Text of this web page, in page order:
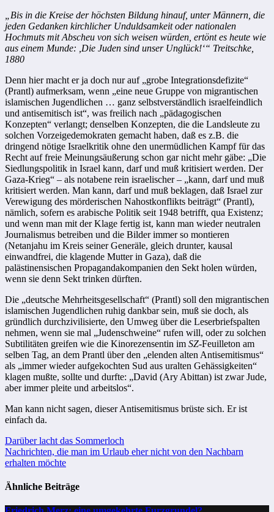
„Bis in die Kreise der höchsten Bildung hinauf, unter Männern, die
jeden Gedanken kirchlicher Unduldsamkeit oder nationalen
Hochmuts mit Abscheu von sich weisen würden, ertönt es heute wie
aus einem Munde: ,Die Juden sind unser Unglück!‘“ Treitschke,
1880
Denn hier macht er ja doch nur auf „grobe Integrationsdefizite“
(Prantl) aufmerksam, wenn „eine neue Gruppe von migrantischen
islamischen Jugendlichen … ganz selbstverständlich israelfeindlich
und antisemitisch ist“, was freilich nach „pädagogischen
Konzepten“ verlangt; denselben Konzepten, die die Landsleute zu
solchen Vorzeigedemokraten gemacht haben, daß es z.B. die
dringend nötige Israelkritik ohne den unermüdlichen Kampf für das
Recht auf freie Meinungsäußerung schon gar nicht mehr gäbe: „Die
Siedlungspolitik in Israel kann, darf und muß kritisiert werden. Der
Gaza-Krieg“ – als notabene rein israelischer – „kann, darf und muß
kritisiert werden. Man kann, darf und muß beklagen, daß Israel zur
Verewigung des mörderischen Nahostkonflikts beiträgt“ (Prantl),
nämlich, sofern es arabische Politik seit 1948 betrifft, qua Existenz;
und wenn man mit der Klage fertig ist, kann man wieder neutralen
Journalismus betreiben und die Bilder immer so montieren
(Netanjahu im Kreis seiner Generäle, gleich drunter, kausal
einwandfrei, die klagende Mutter in Gaza), daß die
palästinensischen Propagandakompanien den Sekt holen würden,
wenn sie denn Sekt trinken dürften.
Die „deutsche Mehrheitsgesellschaft“ (Prantl) soll den migrantischen
islamischen Jugendlichen ruhig dankbar sein, muß sie doch, als
gründlich durchzivilisierte, den Umweg über die Leserbriefspalten
nehmen, wenn sie mal „Judenschweine“ rufen will, oder zu solchen
Subtilitäten greifen wie die Kinorezensentin im SZ-Feuilleton am
selben Tag, an dem Prantl über den „elenden alten Antisemitismus“
als „immer wieder aufgekochten Sud aus uralten Gehässigkeiten“
klagen mußte, sollte und durfte: „David (Ary Abittan) ist zwar Jude,
aber immer pleite und arbeitslos“.
Man kann nicht sagen, dieser Antisemitismus brüste sich. Er ist
einfach da.
Beitragsnavigation
Darüber lacht das Sommerloch
Nachrichten, die man im Urlaub eher nicht von den Nachbarn
erhalten möchte
Ähnliche Beiträge